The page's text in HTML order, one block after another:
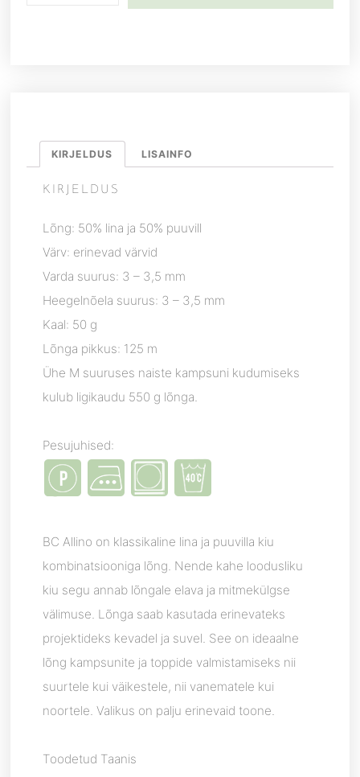
KIRJELDUS LISAINFO
KIRJELDUS
Lõng: 50% lina ja 50% puuvill
Värv: erinevad värvid
Varda suurus: 3 – 3,5 mm
Heegelnõela suurus: 3 – 3,5 mm
Kaal: 50 g
Lõnga pikkus: 125 m
Ühe M suuruses naiste kampsuni kudumiseks
kulub ligikaudu 550 g lõnga.
Pesujuhised:
BC Allino on klassikaline lina ja puuvilla kiu
kombinatsiooniga lõng. Nende kahe loodusliku
kiu segu annab lõngale elava ja mitmekülgse
välimuse. Lõnga saab kasutada erinevateks
projektideks kevadel ja suvel. See on ideaalne
lõng kampsunite ja toppide valmistamiseks nii
suurtele kui väikestele, nii vanematele kui
noortele. Valikus on palju erinevaid toone.
Toodetud Taanis